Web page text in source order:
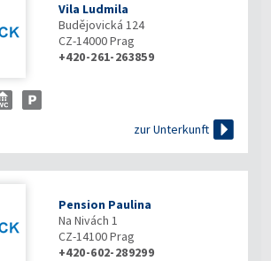
Vila Ludmila
Budějovická 124
CZ-14000Prag
+420-261-263859
zur Unterkunft 
Pension Paulina
Na Nivách 1
CZ-14100Prag
+420-602-289299